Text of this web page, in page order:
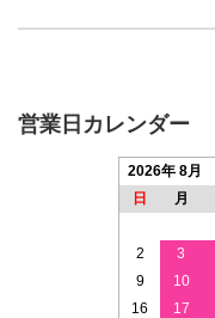
営業日カレンダー
2026年 8月
日
月
2
3
9
10
16
17